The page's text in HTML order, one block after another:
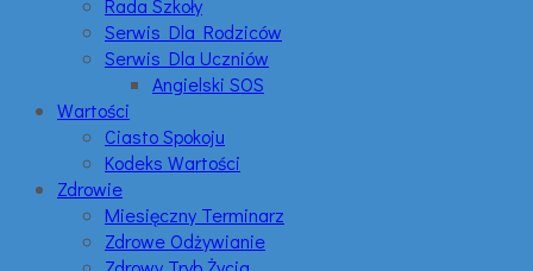
Rada Szkoły
Serwis Dla Rodziców
Serwis Dla Uczniów
Angielski SOS
Wartości
Ciasto Spokoju
Kodeks Wartości
Zdrowie
Miesięczny Terminarz
Zdrowe Odżywianie